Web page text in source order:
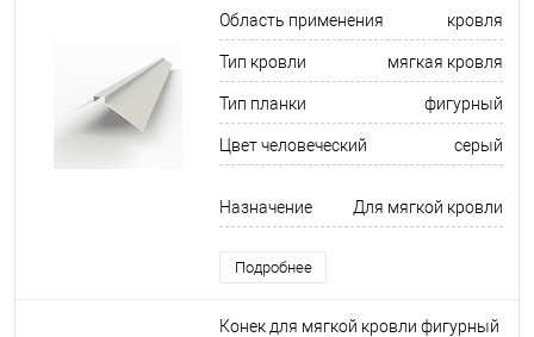
Область применения кровля
Тип кровли мягкая кровля
Тип планки фигурный
Цвет человеческий серый
Назначение Для мягкой кровли
Подробнее
Конек для мягкой кровли фигурный